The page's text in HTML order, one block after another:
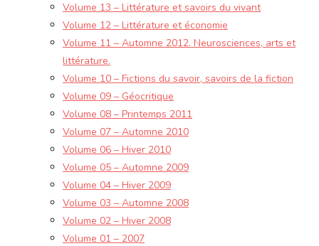
Volume 13 – Littérature et savoirs du vivant
Volume 12 – Littérature et économie
Volume 11 – Automne 2012. Neurosciences, arts et
littérature.
Volume 10 – Fictions du savoir, savoirs de la fiction
Volume 09 – Géocritique
Volume 08 – Printemps 2011
Volume 07 – Automne 2010
Volume 06 – Hiver 2010
Volume 05 – Automne 2009
Volume 04 – Hiver 2009
Volume 03 – Automne 2008
Volume 02 – Hiver 2008
Volume 01 – 2007